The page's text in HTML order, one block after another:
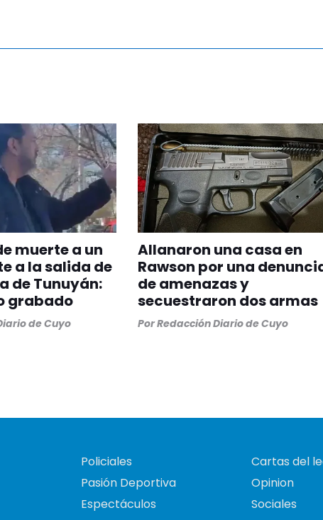
muerte a un
a la salida de
de Tunuyán:
grabado
de Cuyo
Allanaron una casa en
Rawson por una
de amenazas y
secuestraron dos armas
PorRedacción Diario de Cuyo
Policiales
Pasión Deportiva
Espectáculos
Cartas del
Opinion
Sociales